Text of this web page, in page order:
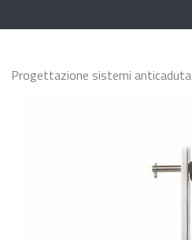
Progettazione sistemi anticaduta